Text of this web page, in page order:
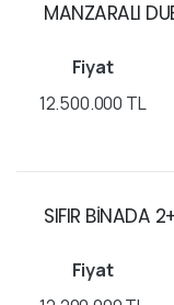
MANZARALI
12.500.000 TL
SIFIR BİNADA